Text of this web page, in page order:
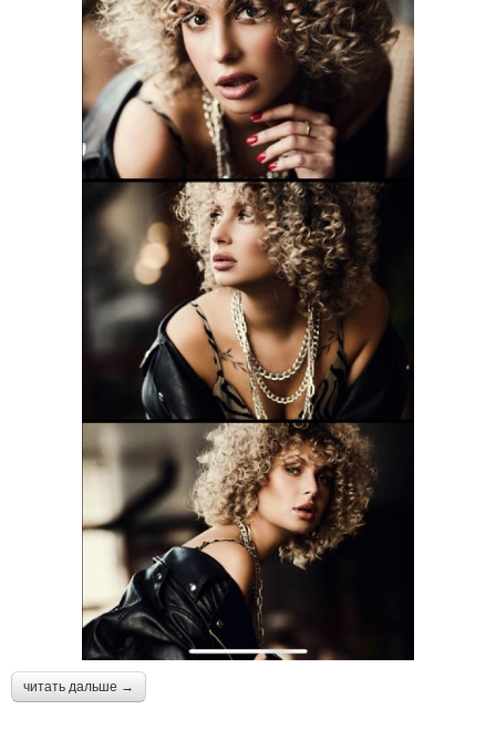
читать дальше →